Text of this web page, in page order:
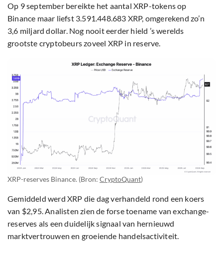
Op 9 september bereikte het aantal XRP-tokens op
Binance maar liefst 3.591.448.683 XRP, omgerekend zo’n
3,6 miljard dollar. Nog nooit eerder hield ’s werelds
grootste cryptobeurs zoveel XRP in reserve.
XRP-reserves Binance. (Bron: CryptoQuant)
Gemiddeld werd XRP die dag verhandeld rond een koers
van $2,95. Analisten zien de forse toename van exchange-
reserves als een duidelijk signaal van hernieuwd
marktvertrouwen en groeiende handelsactiviteit.